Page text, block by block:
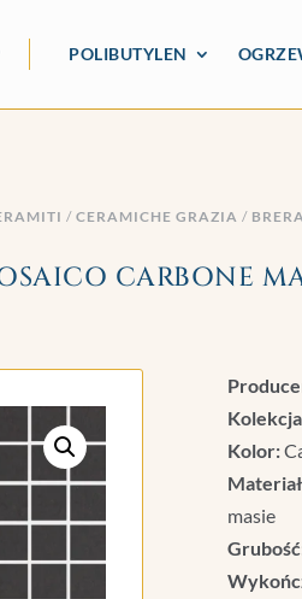
POLIBUTYLEN
/CERAMICHE GRAZIA / BRERA
CARBONE
Kolor:
masie